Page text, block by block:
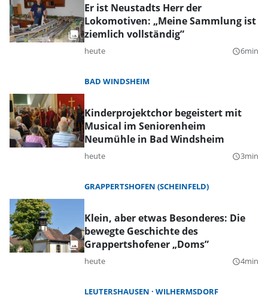
Er ist Neustadts Herr der
Lokomotiven: „Meine Sammlung ist
ziemlich vollständig”
heute query_builder6min
BAD WINDSHEIM
Kinderprojektchor begeistert mit
Musical im Seniorenheim
Neumühle in Bad Windsheim
heute query_builder3min
GRAPPERTSHOFEN (SCHEINFELD)
Klein, aber etwas Besonderes: Die
bewegte Geschichte des
Grappertshofener „Doms”
heute query_builder4min
LEUTERSHAUSEN WILHERMSDORF